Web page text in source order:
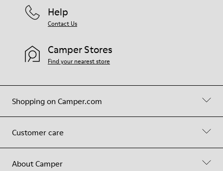
Shopping on Camper.com
Customer care
About Camper
Help
Contact Us
Camper Stores
Find your nearest store